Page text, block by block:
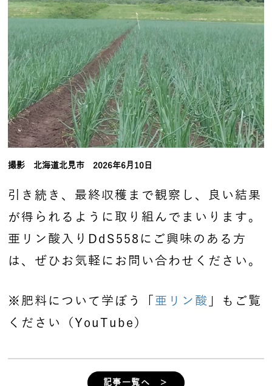
撮影 北海道北見市 2026年6月10日
引き続き、最終収穫まで観察し、良い結果
が得られるように取り組んでまいります。
亜リン酸入りDdS558にご興味のある方
は、ぜひお気軽にお問い合わせください。
※肥料について学ぼう「 亜リン酸 」もご覧
ください（YouTube）
記事一覧へ ＞